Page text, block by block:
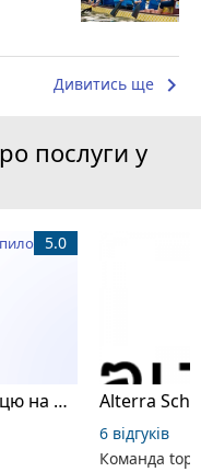
Дивитись ще keyboard_arrow_right
послуги у
Victoria, школа спортивного танцю на пілоні
5.0
6 відгуків
Команда